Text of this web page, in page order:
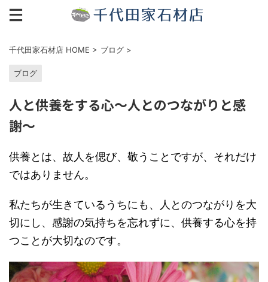
千代田家石材店 HOME > ブログ >
ブログ
人と供養をする心〜人とのつながりと感
謝〜
供養とは、故人を偲び、敬うことですが、それだけ
ではありません。
私たちが生きているうちにも、人とのつながりを大
切にし、感謝の気持ちを忘れずに、供養する心を持
つことが大切なのです。